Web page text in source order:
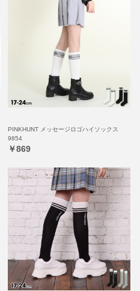
PINKHUNT メッセージロゴハイソックス
9854
￥869